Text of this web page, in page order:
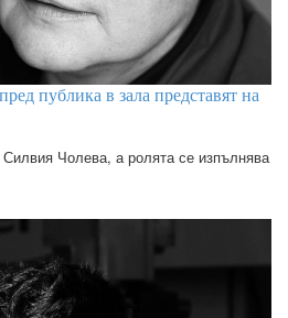
публика в зала представят на
Чолева, а ролята се изпълнява